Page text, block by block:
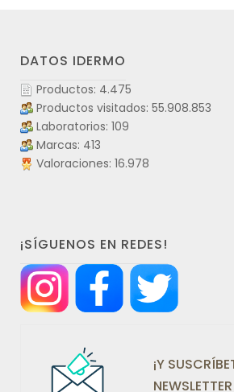
DATOS IDERMO
Productos: 4.475
Productos visitados: 55.908.853
Laboratorios: 109
Marcas: 413
Valoraciones: 16.978
¡SÍGUENOS EN REDES!
¡Y